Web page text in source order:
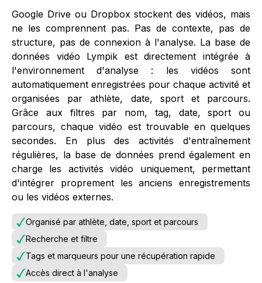
Google Drive ou Dropbox stockent des vidéos, mais
ne les comprennent pas. Pas de contexte, pas de
structure, pas de connexion à l'analyse. La base de
données vidéo Lympik est directement intégrée à
l'environnement d'analyse : les vidéos sont
automatiquement enregistrées pour chaque activité et
organisées par athlète, date, sport et parcours.
Grâce aux filtres par nom, tag, date, sport ou
parcours, chaque vidéo est trouvable en quelques
secondes. En plus des activités d'entraînement
régulières, la base de données prend également en
charge les activités vidéo uniquement, permettant
d'intégrer proprement les anciens enregistrements
ou les vidéos externes.
Organisé par athlète, date, sport et parcours
Recherche et filtre
Tags et marqueurs pour une récupération rapide
Accès direct à l'analyse